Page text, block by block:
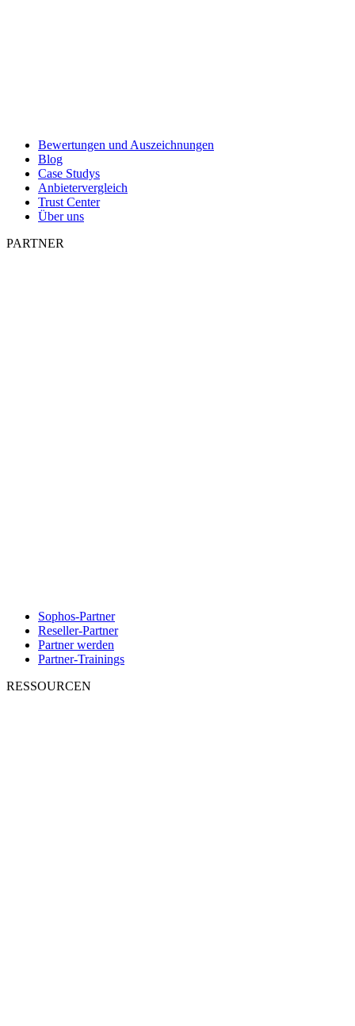
Bewertungen und Auszeichnungen
Blog
Case Studys
Anbietervergleich
Trust Center
Über uns
PARTNER
Sophos-Partner
Reseller-Partner
Partner werden
Partner-Trainings
RESSOURCEN